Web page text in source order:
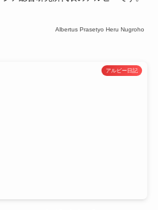
Albertus Prasetyo Heru Nugroho
アルビー日記